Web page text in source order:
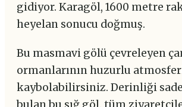
gidiyor. Karagöl, 1600 metre
heyelan sonucu doğmuş.
Bu masmavi gölü çevreleyen
ormanlarının huzurlu
kaybolabilirsiniz. Derinliği